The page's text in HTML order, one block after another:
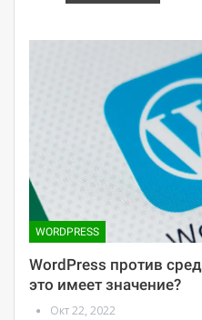
WORDPRESS
WordPress против
это имеет значение?
Окт 22, 2022